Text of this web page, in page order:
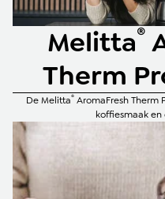
Melitta®
Therm
De Melitta® AromaFresh
koffiesmaak